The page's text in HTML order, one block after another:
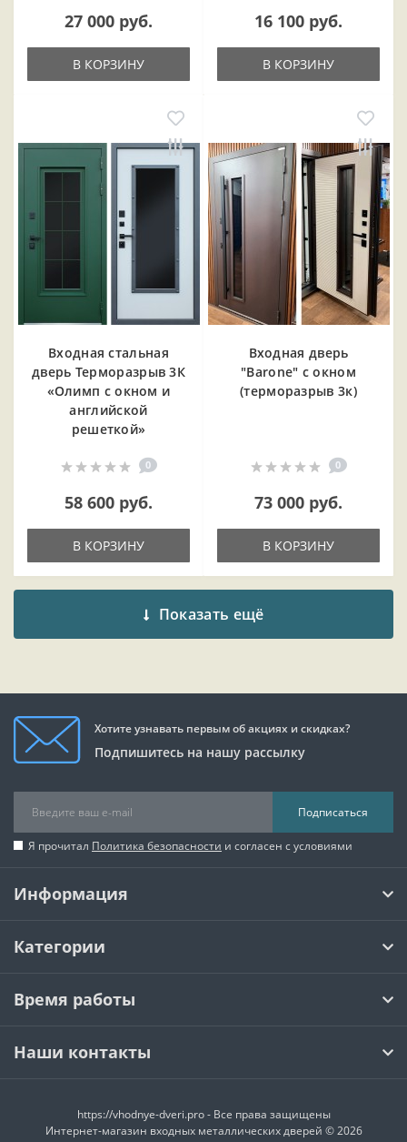
27 000 руб.
В КОРЗИНУ
16 100 руб.
В КОРЗИНУ
Входная cтальная
дверь Терморазрыв 3К
«Олимп с окном и
английской
решеткой»
0
58 600 руб.
В КОРЗИНУ
Входная дверь
"Barone" с окном
(терморазрыв 3к)
0
73 000 руб.
В КОРЗИНУ
Показать ещё
Хотите узнавать первым об акциях и скидках?
Подпишитесь на нашу рассылку
Подписаться
Я прочитал Политика безопасности и согласен с условиями
Информация
Категории
Время работы
Наши контакты
https://vhodnye-dveri.pro - Все права защищены
Интернет-магазин входных металлических дверей © 2026